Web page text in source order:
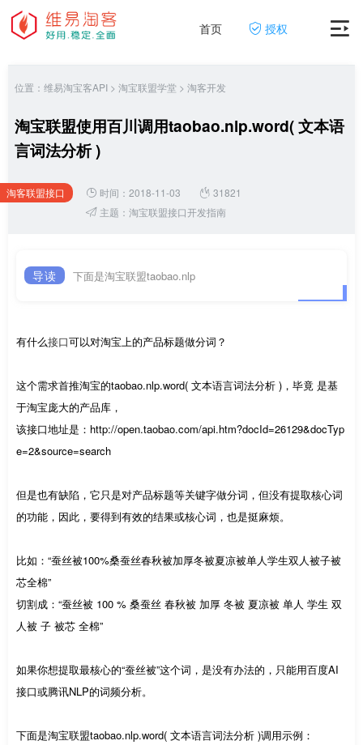
首页 授权
位置： 维易淘宝客API > 淘宝联盟学堂 > 淘客开发
淘宝联盟使用百川调用taobao.nlp.word( 文本语
言词法分析 )
淘客联盟接口
时间：2018-11-03
31821
主题： 淘宝联盟接口开发指南
导读 下面是淘宝联盟taobao.nlp
有什么接口可以对淘宝上的产品标题做分词？
这个需求首推淘宝的taobao.nlp.word( 文本语言词法分析 )，毕竟 是基
于淘宝庞大的产品库，
该接口地址是：http://open.taobao.com/api.htm?docId=26129&docTyp
e=2&source=search
但是也有缺陷，它只是对产品标题等关键字做分词，但没有提取核心词
的功能，因此，要得到有效的结果或核心词，也是挺麻烦。
比如：“蚕丝被100%桑蚕丝春秋被加厚冬被夏凉被单人学生双人被子被
芯全棉”
切割成：“蚕丝被 100 % 桑蚕丝 春秋被 加厚 冬被 夏凉被 单人 学生 双
人被 子 被芯 全棉”
如果你想提取最核心的“蚕丝被”这个词，是没有办法的，只能用百度AI
接口或腾讯NLP的词频分析。
下面是淘宝联盟taobao.nlp.word( 文本语言词法分析 )调用示例：